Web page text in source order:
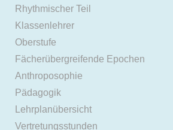
Rhythmischer Teil
Klassenlehrer
Oberstufe
Fächerübergreifende Epochen
Anthroposophie
Pädagogik
Lehrplanübersicht
Vertretungsstunden